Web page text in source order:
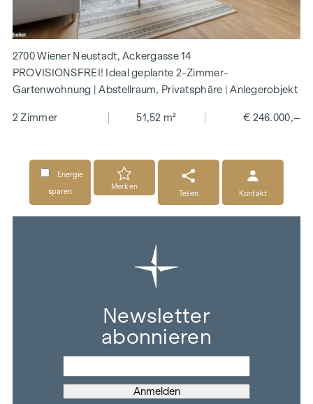
2700 Wiener Neustadt, Ackergasse 14
PROVISIONSFREI! Ideal geplante 2-Zimmer-
Gartenwohnung | Abstellraum, Privatsphäre | Anlegerobjekt
2 Zimmer 51,52 m² € 246.000,–
Energie
sparen
Merken
Teilen
Kontakt
Newsletter
abonnieren